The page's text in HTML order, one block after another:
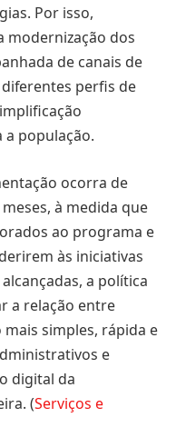
Por isso,
modernização dos
de canais de
perfis de
população.
ocorra de
à medida que
ao programa e
às iniciativas
a política
a relação entre
mais simples, rápida e
e
digital da
(Serviços e